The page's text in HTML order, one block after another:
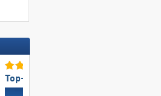
Top-Pistenangebot